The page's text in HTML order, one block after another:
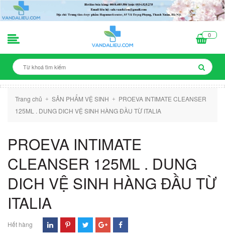
0
Trang chủ + SẢN PHẨM VỆ SINH +
PROEVA INTIMATE CLEANSER
125ML . DUNG DICH VỆ SINH HÀNG ĐẦU TỪ ITALIA
PROEVA INTIMATE
CLEANSER 125ML . DUNG
DICH VỆ SINH HÀNG ĐẦU TỪ
ITALIA
Hết hàng